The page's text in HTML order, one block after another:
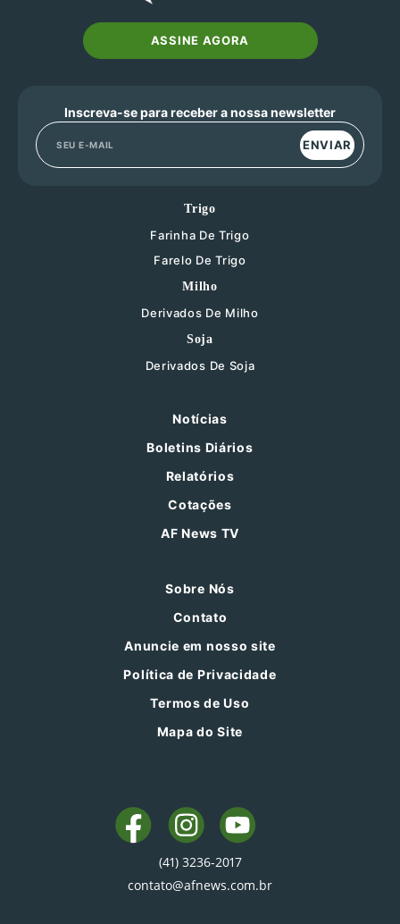
ASSINE AGORA
Inscreva-se para receber a nossa newsletter
ENVIAR
Trigo
Farinha De Trigo
Farelo De Trigo
Milho
Derivados De Milho
Soja
Derivados De Soja
Notícias
Boletins Diários
Relatórios
Cotações
AF News TV
Sobre Nós
Contato
Anuncie em nosso site
Política de Privacidade
Termos de Uso
Mapa do Site
(41) 3236-2017
contato@afnews.com.br